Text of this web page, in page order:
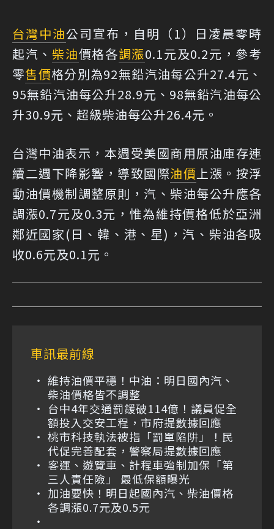
台灣中油公司宣布，自明（1）日凌晨零時
起汽、柴油價格各調漲0.1元及0.2元，參考
零售價格分別為92無鉛汽油每公升27.4元、
95無鉛汽油每公升28.9元、98無鉛汽油每公
升30.9元、超級柴油每公升26.4元。
台灣中油表示，本週受美國商用原油庫存連
續二週下降影響，導致國際油價 上漲。按浮
動油價機制調整原則，汽、柴油每公升應各
調漲0.7元及0.3元，惟為維持價格低於亞洲
鄰近國家(日、韓、港、星)，汽、柴油各吸
收0.6元及0.1元。
車訊最前線
維持油價平穩！中油：明日國內汽、
柴油價格皆不調整
台中4年交通罰鍰破114億！議員促全
額投入交安工程，市府提數據回應
桃市科技執法被指「罰單陷阱」！民
代促完善配套，警察局提數據回應
客運、遊覽車、計程車強制加保「第
三人責任險」 最低保額曝光
加油要快！明日起國內汽、柴油價格
各調漲0.7元及0.5元